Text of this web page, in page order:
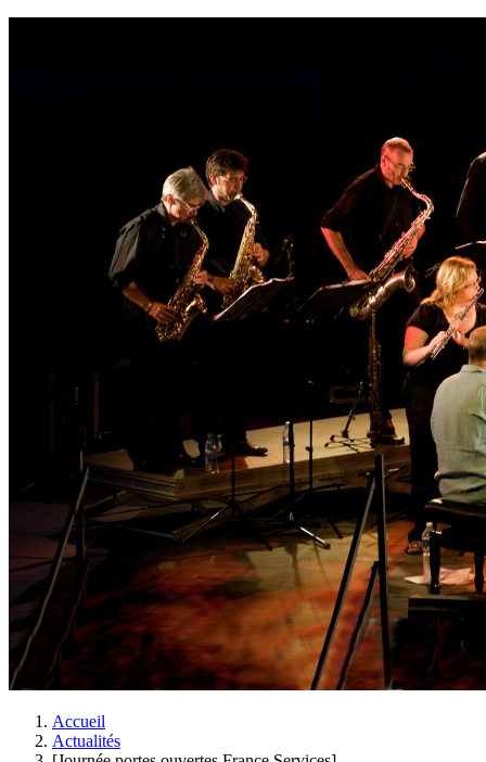
Accueil
Actualités